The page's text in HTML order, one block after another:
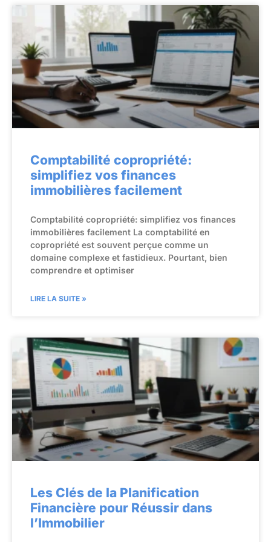
Comptabilité copropriété:
simplifiez vos finances
immobilières facilement
Comptabilité copropriété: simplifiez vos finances
immobilières facilement La comptabilité en
copropriété est souvent perçue comme un
domaine complexe et fastidieux. Pourtant, bien
comprendre et optimiser
LIRE LA SUITE »
Les Clés de la Planification
Financière pour Réussir dans
l’Immobilier